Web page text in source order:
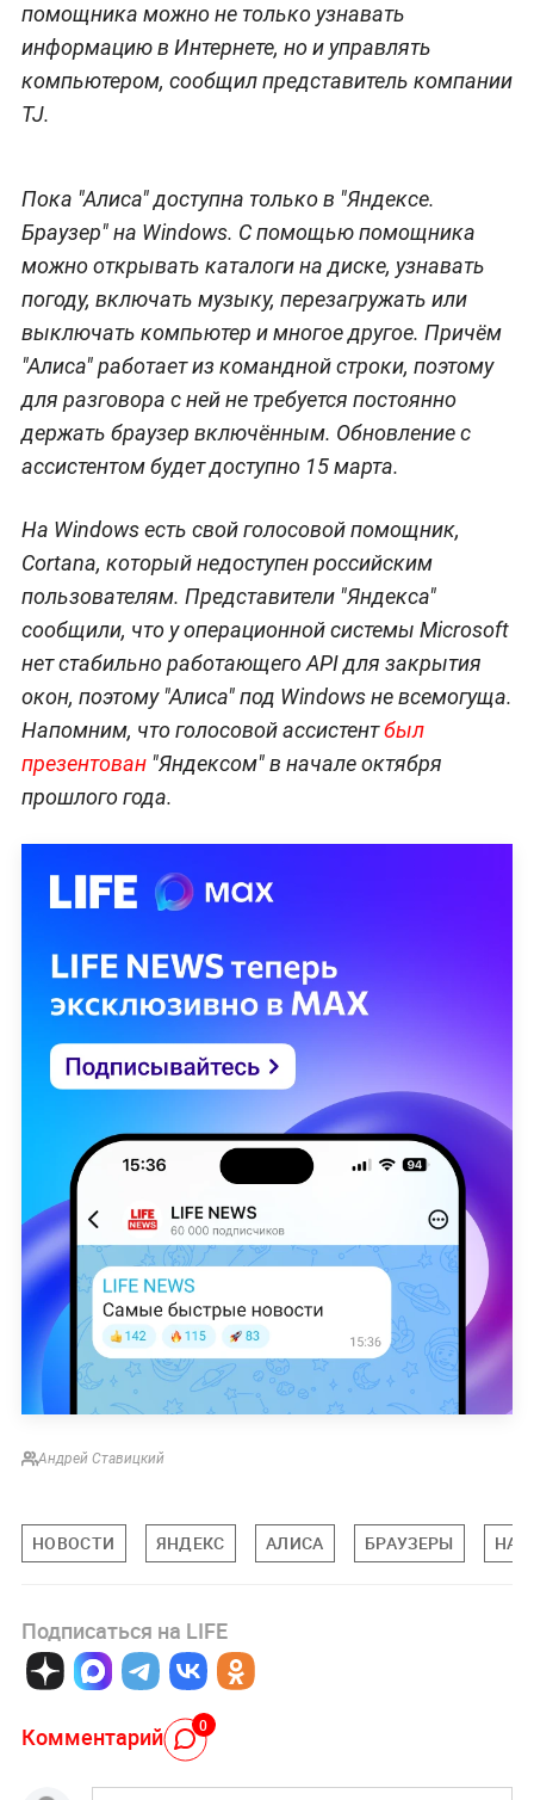
помощника можно не только узнавать
информацию в Интернете, но и управлять
компьютером, сообщил представитель компании
TJ.
Пока "Алиса" доступна только в "Яндексе.
Браузер" на Windows. С помощью помощника
можно открывать каталоги на диске, узнавать
погоду, включать музыку, перезагружать или
выключать компьютер и многое другое. Причём
"Алиса" работает из командной строки, поэтому
для разговора с ней не требуется постоянно
держать браузер включённым. Обновление с
ассистентом будет доступно 15 марта.
На Windows есть свой голосовой помощник,
Cortana, который недоступен российским
пользователям. Представители "Яндекса"
сообщили, что у операционной системы Microsoft
нет стабильно работающего API для закрытия
окон, поэтому "Алиса" под Windows не всемогуща.
Напомним, что голосовой ассистентбыл
презентован"Яндексом" в начале октября
прошлого года.
Андрей Ставицкий
НОВОСТИ ЯНДЕКС АЛИСА БРАУЗЕРЫ
Подписаться на LIFE
Комментарий 0